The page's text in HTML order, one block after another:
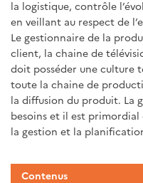
la logistique, contrôle
en veillant au respect de
Le gestionnaire de la
client, la chaine de
doit posséder une culture
toute la chaine de
la diffusion du produit. La
besoins et il est
la gestion et la
Contenus